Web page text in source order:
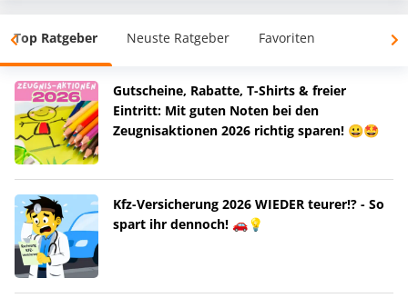
Top Ratgeber Neuste Ratgeber Favoriten
Gutscheine, Rabatte, T-Shirts & freier
Eintritt: Mit guten Noten bei den
Zeugnisaktionen 2026 richtig sparen! 😀🤩
Kfz-Versicherung 2026 WIEDER teurer!? - So
spart ihr dennoch! 🚗💡